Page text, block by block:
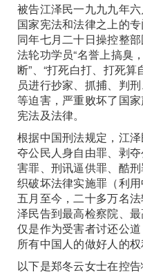
被告江泽民一九九九年
国家宪法和法律之上的专
同年七月二十日操控整
法轮功学员“名誉上搞臭
断”、“打死白打、打死
员进行抄家、抓捕、判
等迫害，严重败坏了国
宪法及法律。
根据中国刑法规定，江
夺公民人身自由罪、剥
害罪、刑讯逼供罪、酷
织破坏法律实施罪（利
五月至今，二十多万名
泽民告到最高检察院、
仅是作为受害者讨还公
所有中国人的做好人的权
以下是郑冬云女士在控